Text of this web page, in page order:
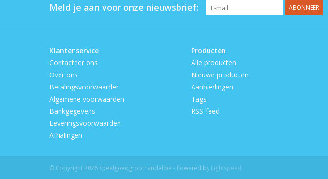
Meld je aan voor onze nieuwsbrief: ABONNEER
Klantenservice
Contacteer ons
Over ons
Betalingsvoorwaarden
Algemene voorwaarden
Bankgegevens
Leveringsvoorwaarden
Afhalingen
Producten
Alle producten
Nieuwe producten
Aanbiedingen
Tags
RSS-feed
© Copyright 2026 Speelgoedgroothandel.be - Powered by Lightspeed